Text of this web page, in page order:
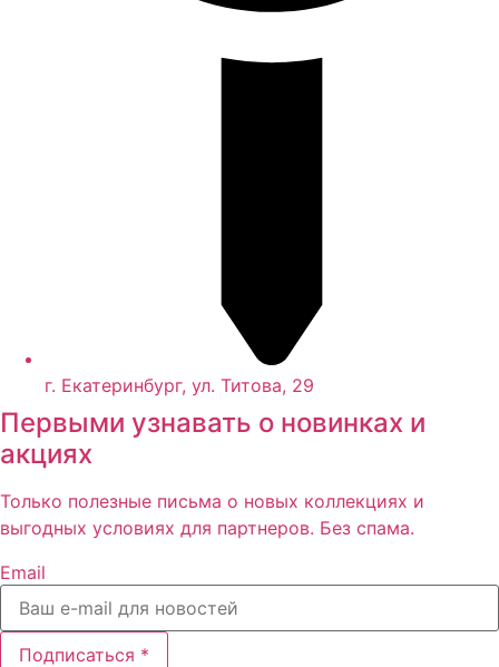
г. Екатеринбург, ул. Титова, 29
Первыми узнавать о новинках и
акциях
Только полезные письма о новых коллекциях и
выгодных условиях для партнеров. Без спама.
Email
Подписаться *